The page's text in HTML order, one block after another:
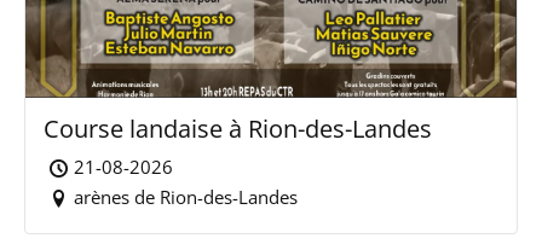
Course landaise à Rion-des-Landes
21-08-2026
arènes de Rion-des-Landes